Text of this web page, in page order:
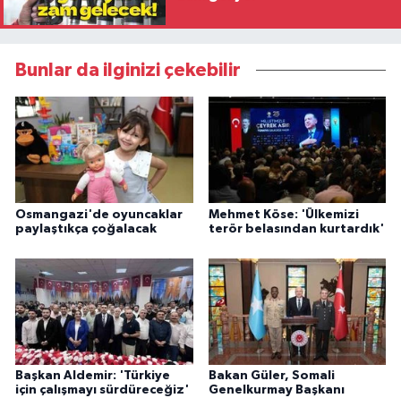
Bunlar da ilginizi çekebilir
Osmangazi'de oyuncaklar
paylaştıkça çoğalacak
Mehmet Köse: 'Ülkemizi
terör belasından kurtardık'
Başkan Aldemir: 'Türkiye
için çalışmayı sürdüreceğiz'
Bakan Güler, Somali
Genelkurmay Başkanı